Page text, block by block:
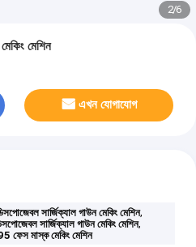
2/6
মেশিন
এখন যোগাযোগ
সার্জিক্যাল গাউন মেকিং মেশিন,
সার্জিক্যাল গাউন মেকিং মেশিন,
ফেস মাস্ক মেকিং মেশিন